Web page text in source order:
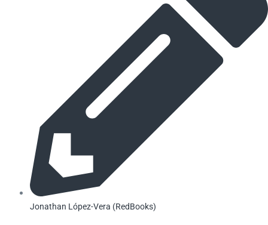
Jonathan López-Vera (RedBooks)